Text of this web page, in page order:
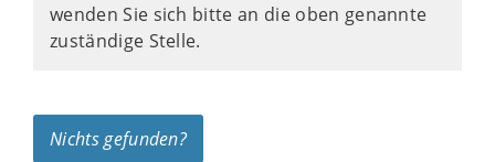
wenden Sie sich bitte an die oben genannte
zuständige Stelle.
Nichts gefunden?